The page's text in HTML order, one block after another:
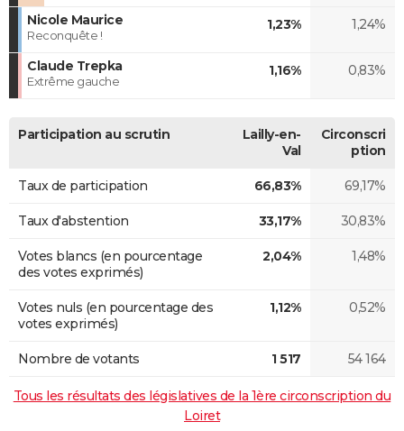
Nicole Maurice
Reconquête !
1,23% 1,24%
Claude Trepka
Extrême gauche
1,16% 0,83%
Participation au scrutin
Lailly-en-
Val
Circonscri
ption
Taux de participation 66,83% 69,17%
Taux d'abstention 33,17% 30,83%
Votes blancs (en pourcentage
des votes exprimés)
2,04% 1,48%
Votes nuls (en pourcentage des
votes exprimés)
1,12% 0,52%
Nombre de votants 1 517 54 164
Tous les résultats des législatives de la 1ère circonscription du
Loiret